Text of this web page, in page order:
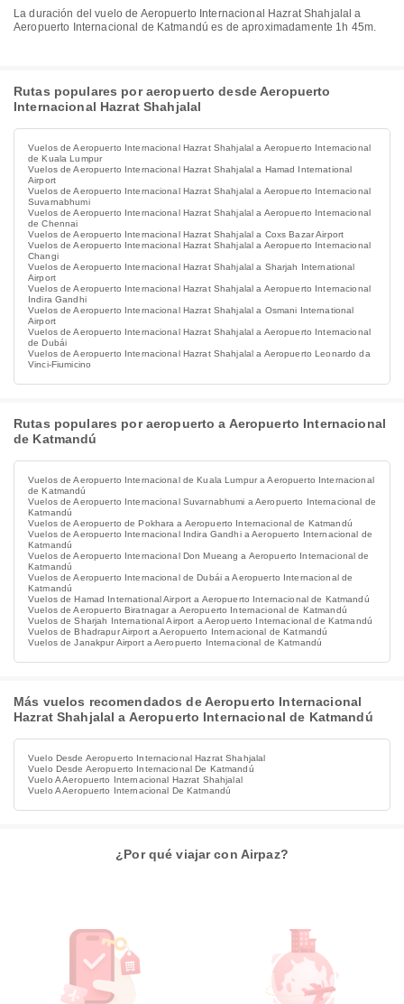
La duración del vuelo de Aeropuerto Internacional Hazrat Shahjalal a
Aeropuerto Internacional de Katmandú es de aproximadamente 1h 45m.
Rutas populares por aeropuerto desde Aeropuerto
Internacional Hazrat Shahjalal
Vuelos de Aeropuerto Internacional Hazrat Shahjalal a Aeropuerto Internacional
de Kuala Lumpur
Vuelos de Aeropuerto Internacional Hazrat Shahjalal a Hamad International
Airport
Vuelos de Aeropuerto Internacional Hazrat Shahjalal a Aeropuerto Internacional
Suvarnabhumi
Vuelos de Aeropuerto Internacional Hazrat Shahjalal a Aeropuerto Internacional
de Chennai
Vuelos de Aeropuerto Internacional Hazrat Shahjalal a Coxs Bazar Airport
Vuelos de Aeropuerto Internacional Hazrat Shahjalal a Aeropuerto Internacional
Changi
Vuelos de Aeropuerto Internacional Hazrat Shahjalal a Sharjah International
Airport
Vuelos de Aeropuerto Internacional Hazrat Shahjalal a Aeropuerto Internacional
Indira Gandhi
Vuelos de Aeropuerto Internacional Hazrat Shahjalal a Osmani International
Airport
Vuelos de Aeropuerto Internacional Hazrat Shahjalal a Aeropuerto Internacional
de Dubái
Vuelos de Aeropuerto Internacional Hazrat Shahjalal a Aeropuerto Leonardo da
Vinci-Fiumicino
Rutas populares por aeropuerto a Aeropuerto Internacional
de Katmandú
Vuelos de Aeropuerto Internacional de Kuala Lumpur a Aeropuerto Internacional
de Katmandú
Vuelos de Aeropuerto Internacional Suvarnabhumi a Aeropuerto Internacional de
Katmandú
Vuelos de Aeropuerto de Pokhara a Aeropuerto Internacional de Katmandú
Vuelos de Aeropuerto Internacional Indira Gandhi a Aeropuerto Internacional de
Katmandú
Vuelos de Aeropuerto Internacional Don Mueang a Aeropuerto Internacional de
Katmandú
Vuelos de Aeropuerto Internacional de Dubái a Aeropuerto Internacional de
Katmandú
Vuelos de Hamad International Airport a Aeropuerto Internacional de Katmandú
Vuelos de Aeropuerto Biratnagar a Aeropuerto Internacional de Katmandú
Vuelos de Sharjah International Airport a Aeropuerto Internacional de Katmandú
Vuelos de Bhadrapur Airport a Aeropuerto Internacional de Katmandú
Vuelos de Janakpur Airport a Aeropuerto Internacional de Katmandú
Más vuelos recomendados de Aeropuerto Internacional
Hazrat Shahjalal a Aeropuerto Internacional de Katmandú
Vuelo Desde Aeropuerto Internacional Hazrat Shahjalal
Vuelo Desde Aeropuerto Internacional De Katmandú
Vuelo A Aeropuerto Internacional Hazrat Shahjalal
Vuelo A Aeropuerto Internacional De Katmandú
¿Por qué viajar con Airpaz?